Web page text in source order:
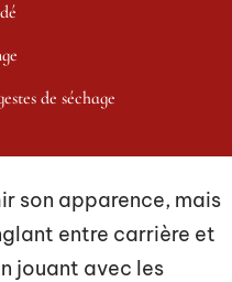
de séchage
son apparence, mais
entre carrière et
jouant avec les